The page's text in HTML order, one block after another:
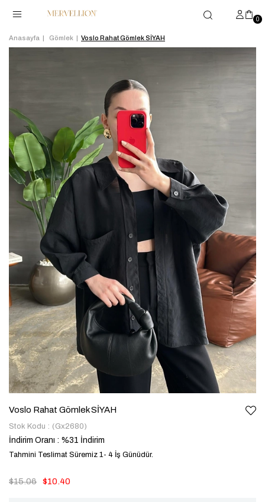
0
Anasayfa Gömlek Voslo Rahat Gömlek SİYAH
Voslo Rahat Gömlek SİYAH
Stok Kodu (Gx2680)
İndirim Oranı : %31 İndirim
Tahmini Teslimat Süremiz 1- 4 İş Günüdür.
$15.06 $10.40